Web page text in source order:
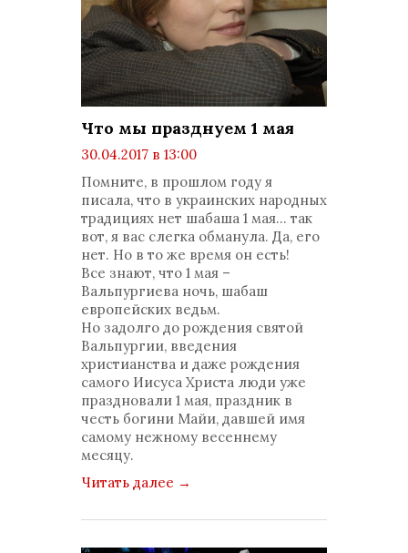
Что мы празднуем 1 мая
30.04.2017 в 13:00
комментариев: 0
Помните, в прошлом году я
писала, что в украинских народных
традициях нет шабаша 1 мая... так
вот, я вас слегка обманула. Да, его
нет. Но в то же время он есть!
Все знают, что 1 мая –
Вальпургиева ночь, шабаш
европейских ведьм.
Но задолго до рождения святой
Вальпургии, введения
христианства и даже рождения
самого Иисуса Христа люди уже
праздновали 1 мая, праздник в
честь богини Майи, давшей имя
самому нежному весеннему
месяцу.
Читать далее →